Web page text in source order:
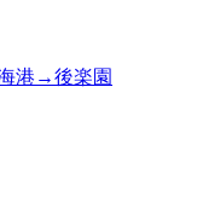
港→後楽園